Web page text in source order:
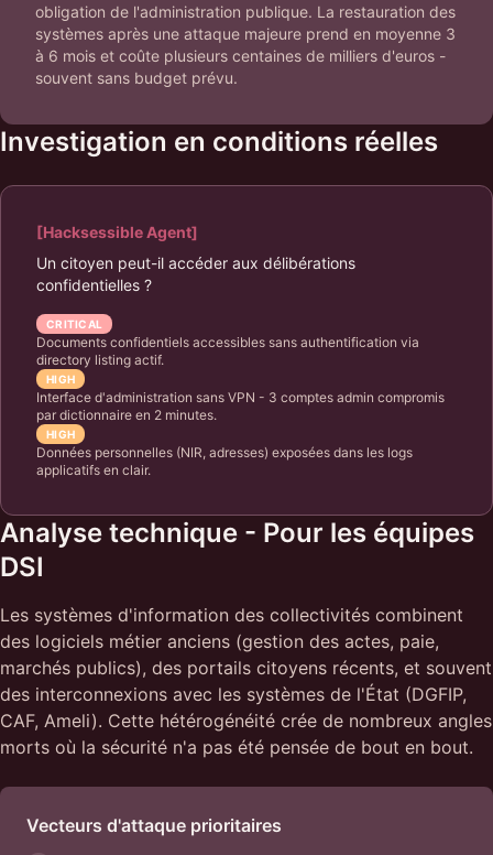
obligation de l'administration publique. La restauration des
systèmes après une attaque majeure prend en moyenne 3
à 6 mois et coûte plusieurs centaines de milliers d'euros -
souvent sans budget prévu.
Investigation en conditions réelles
[Hacksessible Agent]
Un citoyen peut-il accéder aux délibérations
confidentielles ?
CRITICAL
Documents confidentiels accessibles sans authentification via
directory listing actif.
HIGH
Interface d'administration sans VPN - 3 comptes admin compromis
par dictionnaire en 2 minutes.
HIGH
Données personnelles (NIR, adresses) exposées dans les logs
applicatifs en clair.
Analyse technique - Pour les équipes
DSI
Les systèmes d'information des collectivités combinent
des logiciels métier anciens (gestion des actes, paie,
marchés publics), des portails citoyens récents, et souvent
des interconnexions avec les systèmes de l'État (DGFIP,
CAF, Ameli). Cette hétérogénéité crée de nombreux angles
morts où la sécurité n'a pas été pensée de bout en bout.
Vecteurs d'attaque prioritaires